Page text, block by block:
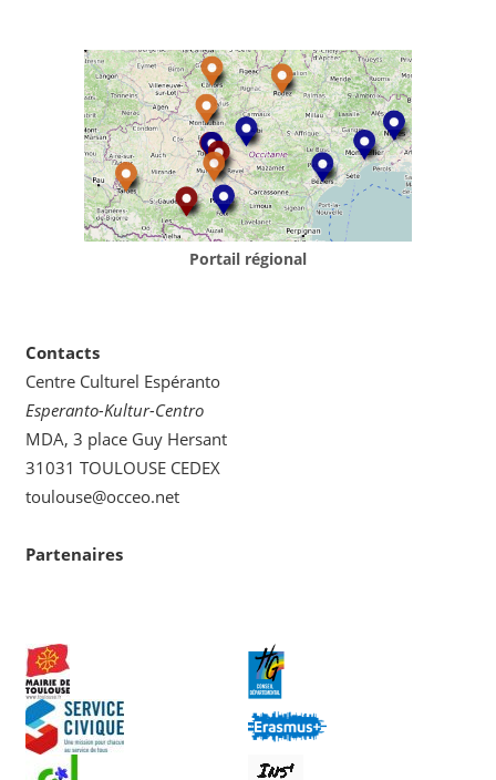
Portail régional
Contacts
Centre Culturel Espéranto
Esperanto-Kultur-Centro
MDA, 3 place Guy Hersant
31031 TOULOUSE CEDEX
toulouse@occeo.net
Partenaires